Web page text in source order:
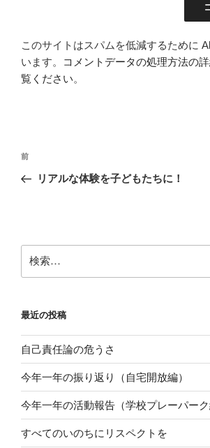
このサイトはスパムを低減するために
います。
コメントデータの処理方法の
覧ください。
投
ナ
ー
シ
前
の
前
リアルな体験を子どもたちに！
索:
最近の投稿
自己責任論の危うさ
今年一年の振り返り（自宅開放編）
今年一年の活動報告（学校プレーパーク
すべてのいのちにリスペクトを